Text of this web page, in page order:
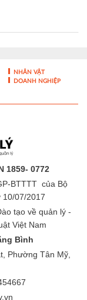
NHÂN VẬT
DOANH NGHIỆP
1859- 0772
BTTTT của Bộ
10/07/2017
tạo về quản lý -
Việt Nam
Bình
Phường Tân Mỹ,